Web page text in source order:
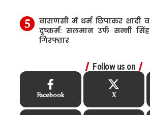
वाराणसी में धर्म छिपाकर शादी व
दुष्कर्म: सलमान उर्फ सन्नी सिंह
गिरफ्तार
Follow us on
Facebook X